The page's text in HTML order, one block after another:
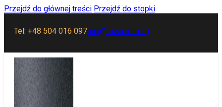
Przejdź do głównej treści Przejdź do stopki
Tel: +48 504 016 097moj@rozaniec.org